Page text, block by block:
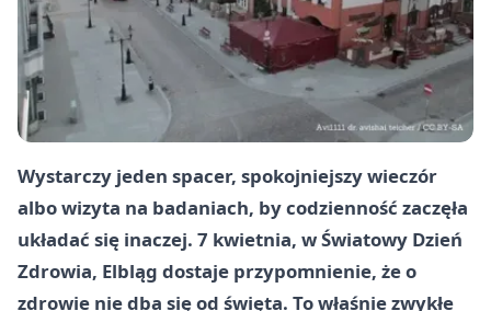
Wystarczy jeden spacer, spokojniejszy wieczór
albo wizyta na badaniach, by codzienność zaczęła
układać się inaczej. 7 kwietnia, w Światowy Dzień
Zdrowia, Elbląg dostaje przypomnienie, że o
zdrowie nie dba się od święta. To właśnie zwykłe